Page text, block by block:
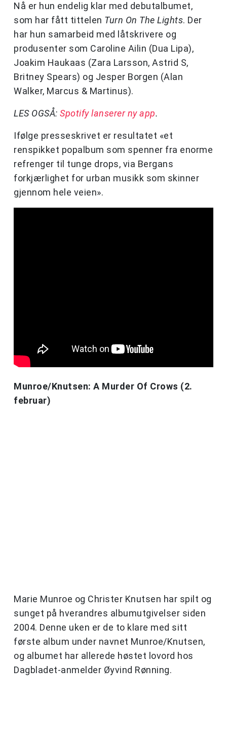
Nå er hun endelig klar med debutalbumet,
som har fått tittelen Turn On The Lights. Der
har hun samarbeid med låtskrivere og
produsenter som Caroline Ailin (Dua Lipa),
Joakim Haukaas (Zara Larsson, Astrid S,
Britney Spears) og Jesper Borgen (Alan
Walker, Marcus & Martinus).
LES OGSÅ: Spotify lanserer ny app.
Ifølge presseskrivet er resultatet «et
renspikket popalbum som spenner fra enorme
refrenger til tunge drops, via Bergans
forkjærlighet for urban musikk som skinner
gjennom hele veien».
Munroe/Knutsen: A Murder Of Crows (2.
februar)
Marie Munroe og Christer Knutsen har spilt og
sunget på hverandres albumutgivelser siden
2004. Denne uken er de to klare med sitt
første album under navnet Munroe/Knutsen,
og albumet har allerede høstet lovord hos
Dagbladet-anmelder Øyvind Rønning.